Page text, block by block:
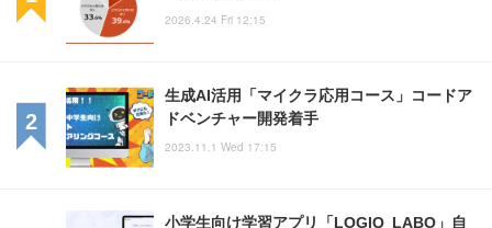
2026.4.24 Fri 12:15
生成AI活用「マイクラ応用コース」コードア
ドベンチャー開発着手
2023.11.1 Wed 17:15
小学生向け学習アプリ「LOGIQ LABO」自